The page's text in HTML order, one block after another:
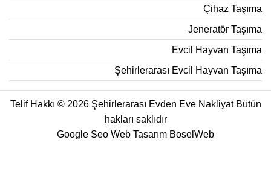
Çihaz Taşıma
Jeneratör Taşıma
Evcil Hayvan Taşıma
Şehirlerarası Evcil Hayvan Taşıma
Telif Hakkı © 2026 Şehirlerarası Evden Eve Nakliyat Bütün
hakları saklıdır
Google Seo Web Tasarım BoselWeb